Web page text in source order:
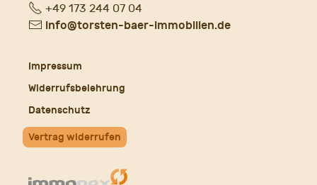
Fon+49 173 244 07 04
E- info@torsten-baer-immobilien.de
Impressum
Widerrufsbelehrung
Datenschutz
Vertrag widerrufen